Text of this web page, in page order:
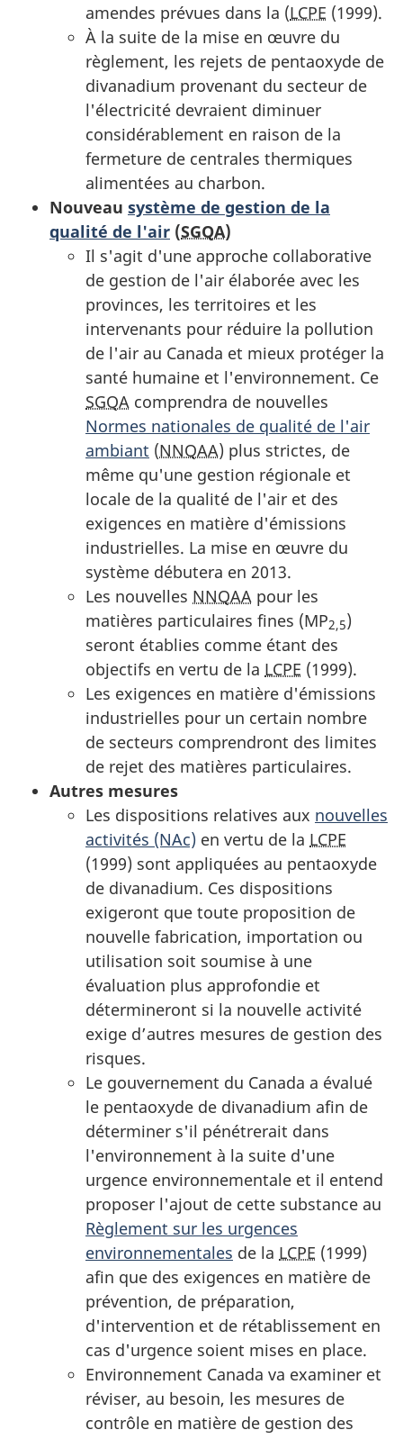
amendes prévues dans la (LCPE (1999).
À la suite de la mise en œuvre du
règlement, les rejets de pentaoxyde de
divanadium provenant du secteur de
l'électricité devraient diminuer
considérablement en raison de la
fermeture de centrales thermiques
alimentées au charbon.
Nouveau système de gestion de la
qualité de l'air (SGQA)
Il s'agit d'une approche collaborative
de gestion de l'air élaborée avec les
provinces, les territoires et les
intervenants pour réduire la pollution
de l'air au Canada et mieux protéger la
santé humaine et l'environnement. Ce
SGQA comprendra de nouvelles
Normes nationales de qualité de l'air
ambiant (NNQAA) plus strictes, de
même qu'une gestion régionale et
locale de la qualité de l'air et des
exigences en matière d'émissions
industrielles. La mise en œuvre du
système débutera en 2013.
Les nouvelles NNQAA pour les
matières particulaires fines (MP2,5)
seront établies comme étant des
objectifs en vertu de la LCPE (1999).
Les exigences en matière d'émissions
industrielles pour un certain nombre
de secteurs comprendront des limites
de rejet des matières particulaires.
Autres mesures
Les dispositions relatives aux nouvelles
activités (NAc) en vertu de la LCPE
(1999) sont appliquées au pentaoxyde
de divanadium. Ces dispositions
exigeront que toute proposition de
nouvelle fabrication, importation ou
utilisation soit soumise à une
évaluation plus approfondie et
détermineront si la nouvelle activité
exige d’autres mesures de gestion des
risques.
Le gouvernement du Canada a évalué
le pentaoxyde de divanadium afin de
déterminer s'il pénétrerait dans
l'environnement à la suite d'une
urgence environnementale et il entend
proposer l'ajout de cette substance au
Règlement sur les urgences
environnementales de la LCPE (1999)
afin que des exigences en matière de
prévention, de préparation,
d'intervention et de rétablissement en
cas d'urgence soient mises en place.
Environnement Canada va examiner et
réviser, au besoin, les mesures de
contrôle en matière de gestion des